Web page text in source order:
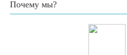
Почему мы?